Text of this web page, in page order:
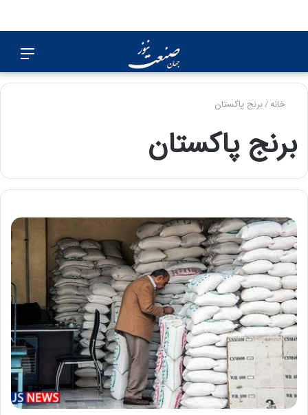
برای
خانه/برنج پاکستان
برنج پاکستان